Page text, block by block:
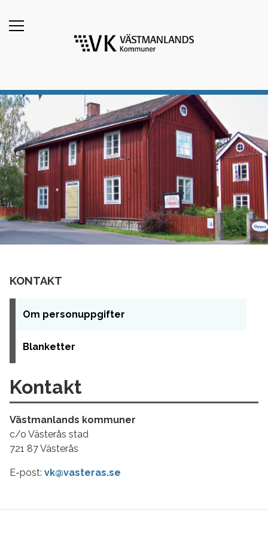
KONTAKT
Om personuppgifter
Blanketter
Kontakt
Västmanlands kommuner
c/o Västerås stad
721 87 Västerås
E-post: vk@vasteras.se